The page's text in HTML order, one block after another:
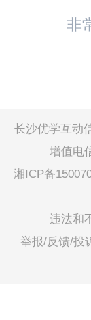
非
长沙优学互动
增值电
湘ICP备
违法和
举报/反馈/投